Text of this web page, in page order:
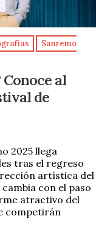
Sanremo
Conoce al
de
2025 llega
tras el regreso
artística del
con el paso
atractivo del
competirán